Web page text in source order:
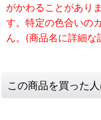
がかわることがあり
す。特定の色合いの
ん。(商品名に詳細な
この商品を買った